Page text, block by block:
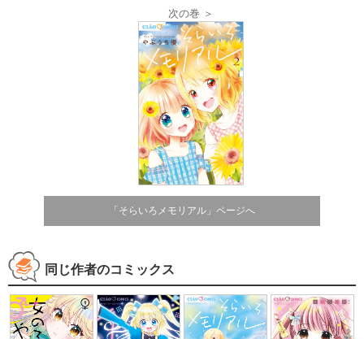
次の巻 ＞
「そらいろメモリアル」ページへ
同じ作者のコミックス